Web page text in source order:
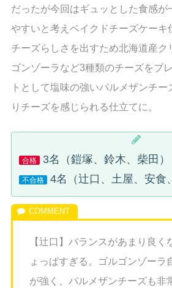
だったが今回はギュッとした食感が
やすいと考えベイクドチーズケーキ
チーズらしさを出すため北海道産ク
ゴンゾーラなど3種類のチーズをブ
トとして塩味の強いパルメザンチー
りチーズを感じられる仕立てに。
合格 3名（鎧塚、鈴木、柴田）
不合格 4名（辻口、土屋、安食
【辻口】バランスがあまり良く
ょっぱすぎる。ゴルゴンゾーラ
が強く、パルメザンチーズも非